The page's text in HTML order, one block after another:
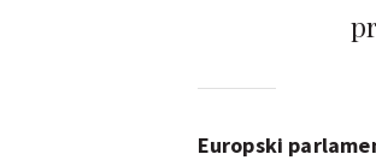
Europski